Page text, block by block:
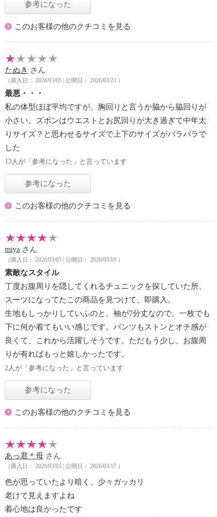
参考になった
このお客様の他のクチコミを見る
たぬき さん
（購入日： 2026/03/05 | 公開日： 2026/03/23 ）
最悪・・・
私の体型ほぼ平均ですが、胸回りと言うか脇から脇回りが
小さい。ズボンはウエストとお尻回りが大き過ぎて中年太
りサイズ？と思わせるサイズで上下のサイズがバラバラで
した
13人が「参考になった」と言っています
参考になった
このお客様の他のクチコミを見る
miya さん
（購入日： 2026/03/05 | 公開日： 2026/03/18 ）
素敵なスタイル
丁度お腹周りを隠してくれるチュニックを探していた所、
スーツになってたこの商品を見つけて、即購入。
生地もしっかりしていふのと、袖が7分丈なので、一枚でも
下に何か着てもいい感じです。パンツもストンとオチ感が
良くて、これから活躍しそうです。ただもう少し、お腹周
りが有ればもっと嬉しかったです。
2人が「参考になった」と言っています
参考になった
このお客様の他のクチコミを見る
あっ君＊母 さん
（購入日： 2026/03/05 | 公開日： 2026/03/17 ）
色が思っていたより暗く、少々ガッカリ
老けて見えますよね
着心地は良かったです